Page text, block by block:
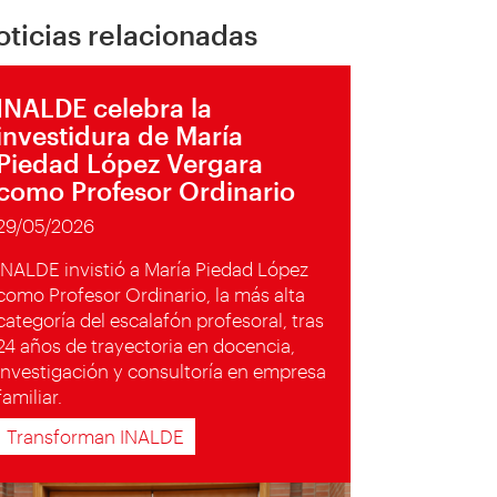
relacionadas
celebra la
de María
López Vergara
Profesor Ordinario
05/2026
invistió a María Piedad López
Profesor Ordinario, la más alta
del escalafón profesoral, tras
años de trayectoria en docencia,
y consultoría en empresa
Transforman INALDE